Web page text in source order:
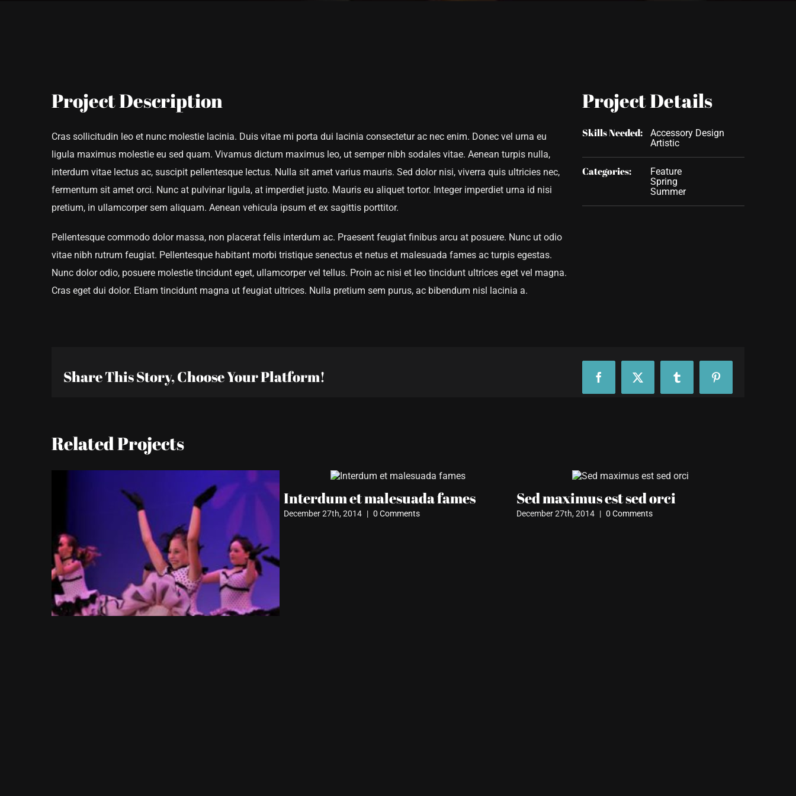
Image
Project Description
Cras sollicitudin leo et nunc molestie lacinia. Duis vitae mi porta dui lacinia consectetur ac nec enim. Donec vel urna eu
ligula maximus molestie eu sed quam. Vivamus dictum maximus leo, ut semper nibh sodales vitae. Aenean turpis nulla,
interdum vitae lectus ac, suscipit pellentesque lectus. Nulla sit amet varius mauris. Sed dolor nisi, viverra quis ultricies nec,
fermentum sit amet orci. Nunc at pulvinar ligula, at imperdiet justo. Mauris eu aliquet tortor. Integer imperdiet urna id nisi
pretium, in ullamcorper sem aliquam. Aenean vehicula ipsum et ex sagittis porttitor.
Pellentesque commodo dolor massa, non placerat felis interdum ac. Praesent feugiat finibus arcu at posuere. Nunc ut odio
vitae nibh rutrum feugiat. Pellentesque habitant morbi tristique senectus et netus et malesuada fames ac turpis egestas.
Nunc dolor odio, posuere molestie tincidunt eget, ullamcorper vel tellus. Proin ac nisi et leo tincidunt ultrices eget vel magna.
Cras eget dui dolor. Etiam tincidunt magna ut feugiat ultrices. Nulla pretium sem purus, ac bibendum nisl lacinia a.
Project Details
Skills Needed:
Accessory Design
Artistic
Categories:
Feature
Spring
Summer
Share This Story, Choose Your Platform! FacebookX Tumblr Pinterest
Related Projects
Interdum et malesuada fames
December 27th, 2014 | 0 Comments
Sed maximus est sed orci
December 27th, 2014 | 0 Comments